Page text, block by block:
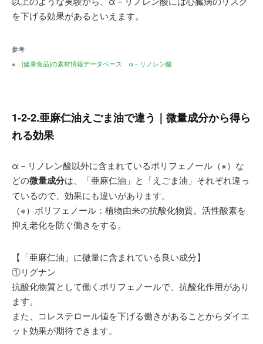
を下げる効果があるといえます。
参考
※ [健康食品]の素材情報データベース α－リノレン酸
1-2-2.亜麻仁油えごま油で違う｜微量成分から得ら
れる効果
α－リノレン酸以外に含まれているポリフェノール（※）な
どの微量成分は、「亜麻仁油」と「えごま油」それぞれ違っ
ているので、効果にも違いがあります。
（※）ポリフェノール：植物由来の抗酸化物質。活性酸素を
抑え老化を防ぐ働きをする。
【「亜麻仁油」に微量に含まれている良い成分】
①リグナン
抗酸化物質として働くポリフェノールで、抗酸化作用があり
ます。
また、コレステロール値を下げる働きがあることからダイエ
ット効果が期待できます。